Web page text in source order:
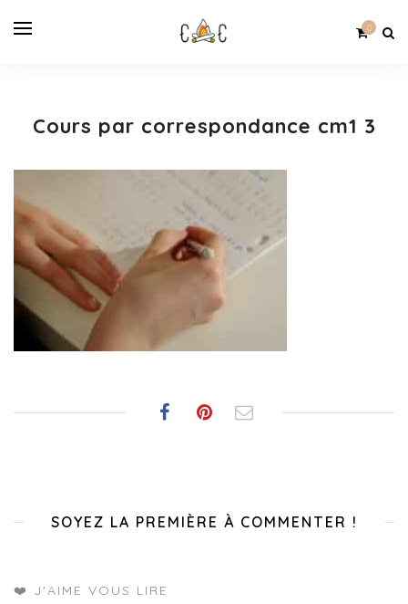
0
Cours par correspondance cm1 3
SOYEZ LA PREMIÈRE À COMMENTER !
❤️ J'AIME VOUS LIRE